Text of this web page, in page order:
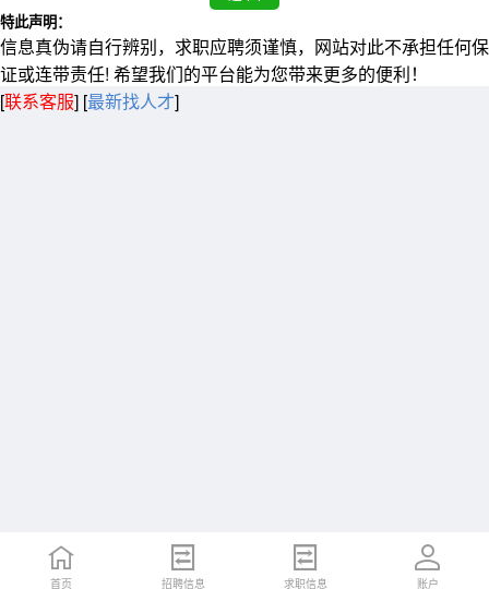
特此声明：
信息真伪请自行辨别，求职应聘须谨慎，网站对此不承担任何保
证或连带责任! 希望我们的平台能为您带来更多的便利！
[联系客服] [最新找人才]
首页 招聘信息 求职信息 账户